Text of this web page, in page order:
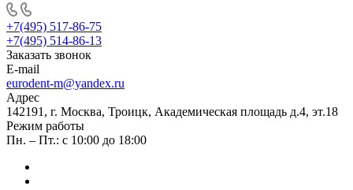
+7(495) 517-86-75
+7(495) 514-86-13
Заказать звонок
E-mail
eurodent-m@yandex.ru
Адрес
142191, г. Москва, Троицк, Академическая площадь д.4, эт.18
Режим работы
Пн. – Пт.: с 10:00 до 18:00